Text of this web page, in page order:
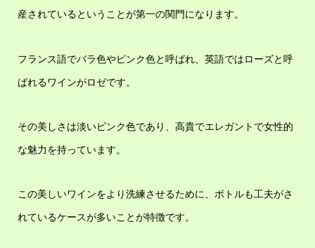
産されているということが第一の関門になります。
フランス語でバラ色やピンク色と呼ばれ、英語ではローズと呼
ばれるワインがロゼです。
その美しさは淡いピンク色であり、高貴でエレガントで女性的
な魅力を持っています。
この美しいワインをより洗練させるために、ボトルも工夫がさ
れているケースが多いことが特徴です。